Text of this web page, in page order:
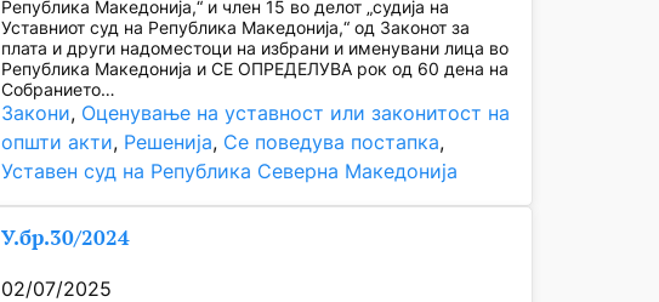
Република Македонија,“ и член 15 во делот „судија на
Уставниот суд на Република Македонија,“ од Законот за
плата и други надоместоци на избрани и именувани лица во
Република Македонија и СЕ ОПРЕДЕЛУВА рок од 60 дена на
Собранието…
Закони, Оценување на уставност или законитост на
општи акти, Решенија, Се поведува постапка ,
Уставен суд на Република Северна Македонија
У.бр.30/2024
02/07/2025